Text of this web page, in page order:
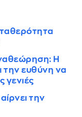
Η
ευθύνη να
γενιές
την